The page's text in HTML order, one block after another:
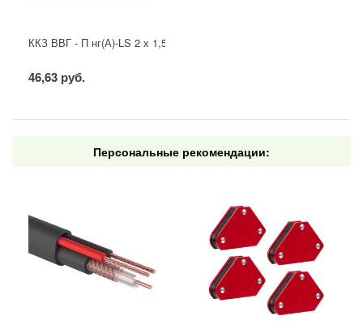
ККЗ ВВГ - П нг(А)-LS 2 х 1,5 ГОСТ
46,63 руб.
Персональные рекомендации: